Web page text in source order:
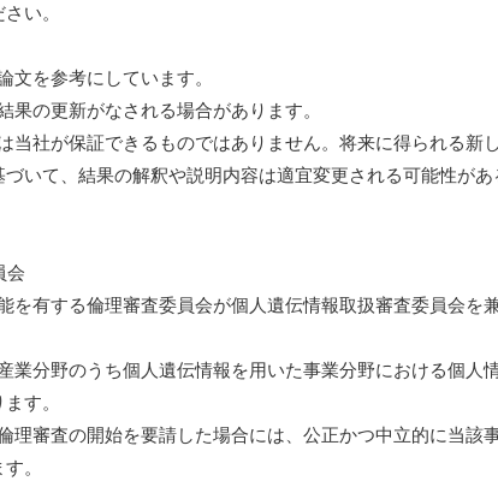
い。
文を参考にしています。
の更新がなされる場合があります。
当社が保証できるものではありません。将来に得られる新し
いて、結果の解釈や説明内容は適宜変更される可能性があ
会
を有する倫理審査委員会が個人遺伝情報取扱審査委員会を
業分野のうち個人遺伝情報を用いた事業分野における個人
す。
理審査の開始を要請した場合には、公正かつ中立的に当該
。